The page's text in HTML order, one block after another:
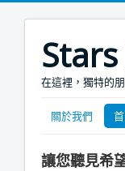
在這裡，獨特的
關於我們
讓您聽見希